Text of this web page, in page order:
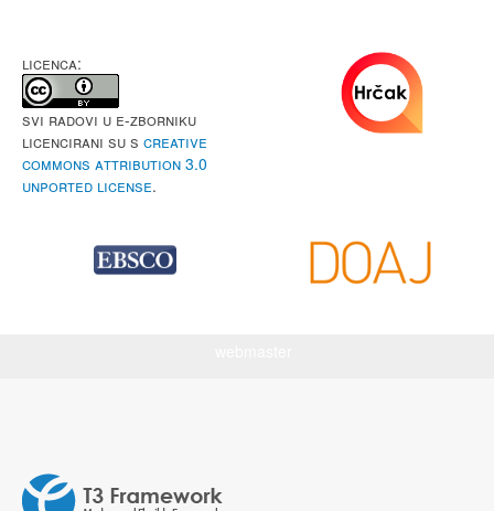
LICENCA:
Svi radovi u e-Zborniku
licencirani su s Creative
Commons Attribution 3.0
Unported License.